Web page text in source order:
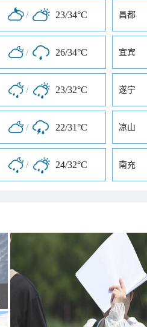
/ 23/34°C 昌都
/ 26/34°C 宜宾
/ 23/32°C 遂宁
/ 22/31°C 凉山
/ 24/32°C 南充